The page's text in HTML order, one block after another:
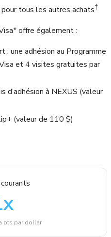
tous les autres achats†
offre également :
: une adhésion au Programme
et 4 visites gratuites par
d’adhésion à NEXUS (valeur
(valeur de 110 $)
x
pts par dollar